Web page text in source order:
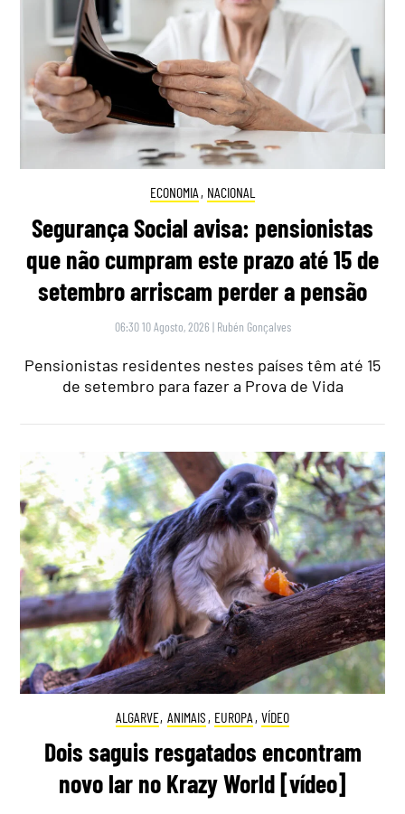
ECONOMIA , NACIONAL
Segurança Social avisa: pensionistas
que não cumpram este prazo até 15 de
setembro arriscam perder a pensão
06:30 10 Agosto, 2026 | Rubén Gonçalves
Pensionistas residentes nestes países têm até 15
de setembro para fazer a Prova de Vida
ALGARVE, ANIMAIS , EUROPA , VÍDEO
Dois saguis resgatados encontram
novo lar no Krazy World [vídeo]